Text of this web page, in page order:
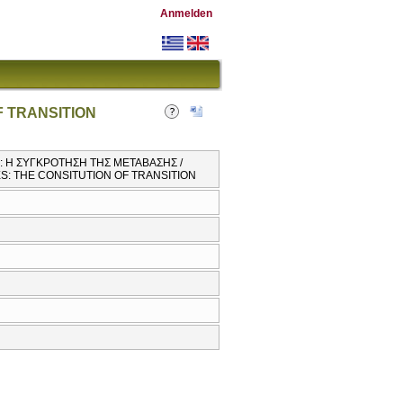
Anmelden
TRANSITION
Η ΣΥΓΚΡΟΤΗΣΗ ΤΗΣ ΜΕΤΑΒΑΣΗΣ /
THE CONSITUTION OF TRANSITION